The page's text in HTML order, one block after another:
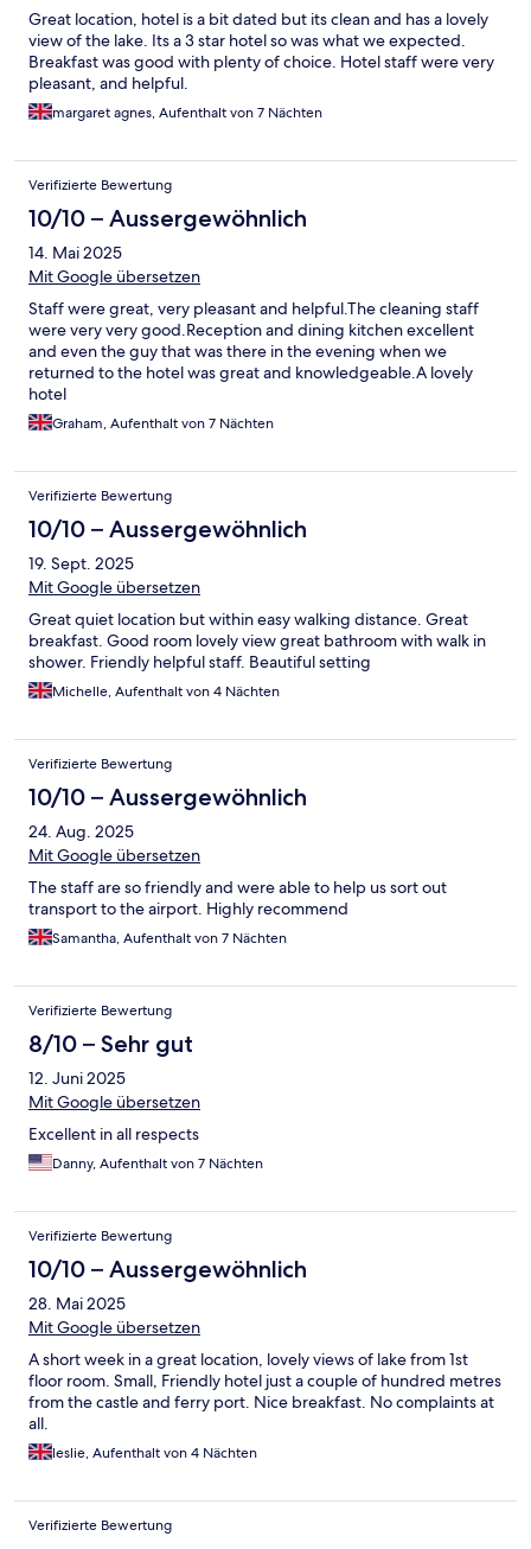
Great location, hotel is a bit dated but its clean and has a lovely
view of the lake. Its a 3 star hotel so was what we expected.
Breakfast was good with plenty of choice. Hotel staff were very
pleasant, and helpful.
margaret agnes, Aufenthalt von 7 Nächten
Verifizierte Bewertung
10/10 – Aussergewöhnlich
14. Mai 2025
Mit Google übersetzen
Staff were great, very pleasant and helpful.The cleaning staff
were very very good.Reception and dining kitchen excellent
and even the guy that was there in the evening when we
returned to the hotel was great and knowledgeable.A lovely
hotel
Graham, Aufenthalt von 7 Nächten
Verifizierte Bewertung
10/10 – Aussergewöhnlich
19. Sept. 2025
Mit Google übersetzen
Great quiet location but within easy walking distance. Great
breakfast. Good room lovely view great bathroom with walk in
shower. Friendly helpful staff. Beautiful setting
Michelle, Aufenthalt von 4 Nächten
Verifizierte Bewertung
10/10 – Aussergewöhnlich
24. Aug. 2025
Mit Google übersetzen
The staff are so friendly and were able to help us sort out
transport to the airport. Highly recommend
Samantha, Aufenthalt von 7 Nächten
Verifizierte Bewertung
8/10 – Sehr gut
12. Juni 2025
Mit Google übersetzen
Excellent in all respects
Danny, Aufenthalt von 7 Nächten
Verifizierte Bewertung
10/10 – Aussergewöhnlich
28. Mai 2025
Mit Google übersetzen
A short week in a great location, lovely views of lake from 1st
floor room. Small, Friendly hotel just a couple of hundred metres
from the castle and ferry port. Nice breakfast. No complaints at
all.
leslie, Aufenthalt von 4 Nächten
Verifizierte Bewertung